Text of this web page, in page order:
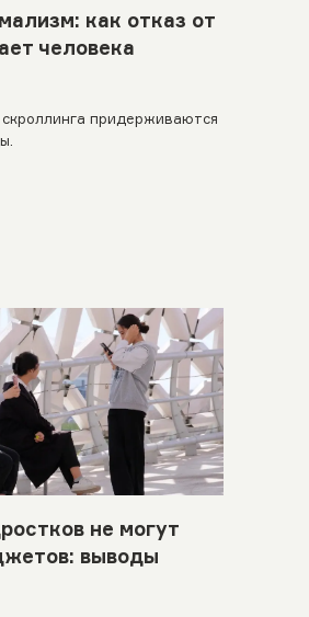
как отказ от
человека
придерживаются
не могут
выводы